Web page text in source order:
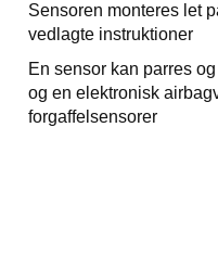
Sensoren monteres let
vedlagte instruktioner
En sensor kan parres
og en elektronisk
forgaffelsensorer